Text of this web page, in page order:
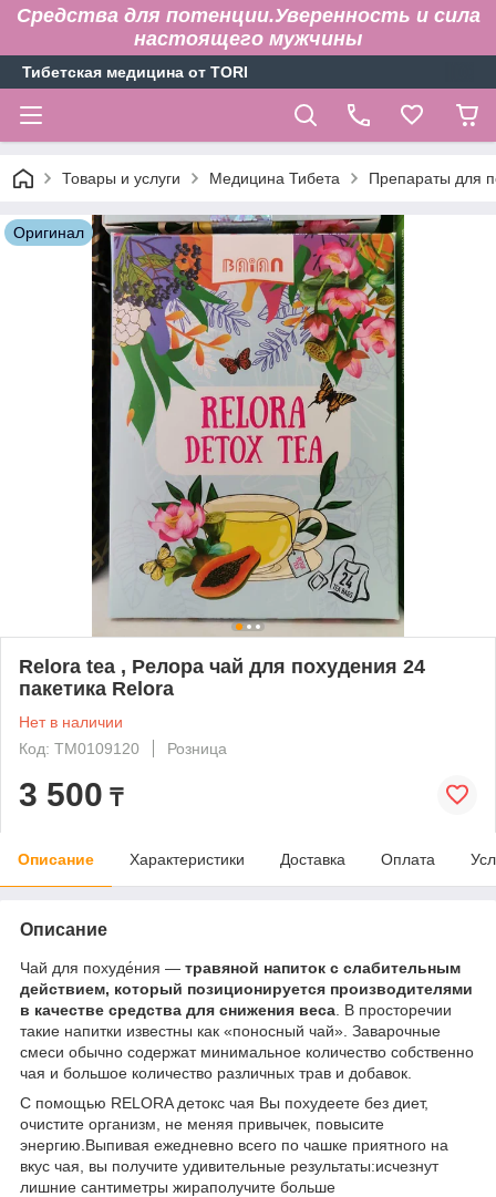
Средства для потенции.Уверенность и сила
настоящего мужчины
Тибетская медицина от TORI
Товары и услуги Медицина Тибета Препараты для
Оригинал
Relora tea , Релора чай для похудения 24
пакетика Relora
Нет в наличии
Код: ТМ0109120
Розница
3 500 ₸
Описание Характеристики Доставка Оплата
Описание
Чай для похуде́ния — травяной напиток с слабительным
действием, который позиционируется производителями
в качестве средства для снижения веса . В просторечии
такие напитки известны как «поносный чай». Заварочные
смеси обычно содержат минимальное количество собственно
чая и большое количество различных трав и добавок.
С помощью RELORA детокс чая Вы похудеете без диет,
очистите организм, не меняя привычек, повысите
энергию.Выпивая ежедневно всего по чашке приятного на
вкус чая, вы получите удивительные результаты:исчезнут
лишние сантиметры жираполучите больше